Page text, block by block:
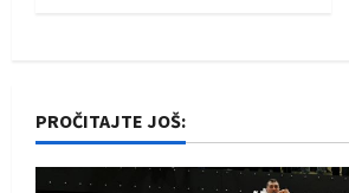
a
t
PROČITAJTE JOŠ: